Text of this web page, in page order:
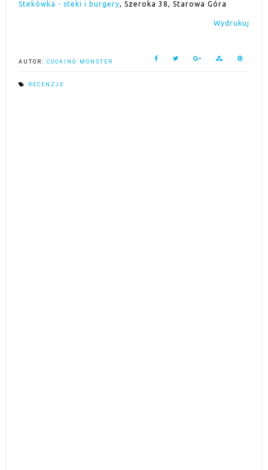
Stekówka - steki i burgery , Szeroka 38, Starowa Góra
Wydrukuj
AUTOR: COOKING MONSTER
RECENZJE